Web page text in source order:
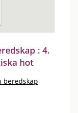
: 4.
hot
beredskap